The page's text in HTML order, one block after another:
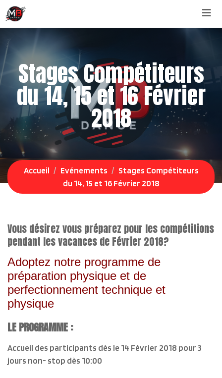
Aller
au
Stages Compétiteurs
du 14, 15 et 16 Février
2018
Accueil Evénements
Stages Compétiteurs
du 14, 15 et 16 Février 2018
Vous désirez vous préparez pour les compétitions
pendant les vacances de Février 2018?
Adoptez notre programme de
préparation physique et de
perfectionnement technique et
physique
LE PROGRAMME :
Accueil des participants dès le 14 Février 2018 pour 3
jours non- stop dès 10:00